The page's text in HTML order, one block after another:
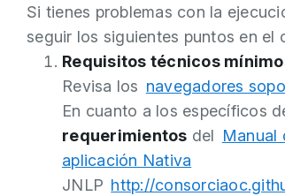
Si tienes problemas con la
seguir los siguientes puntos en el
Requisitos técnicos
Revisa los navegadores
En cuanto a los específicos
requerimientos del Manual
aplicación Nativa
JNLP http://